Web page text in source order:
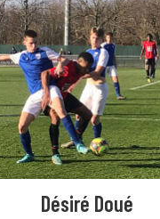
Désiré Doué